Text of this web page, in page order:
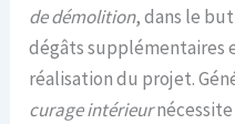
de démolition, dans le
dégâts supplémentaires
réalisation du projet.
curage intérieur